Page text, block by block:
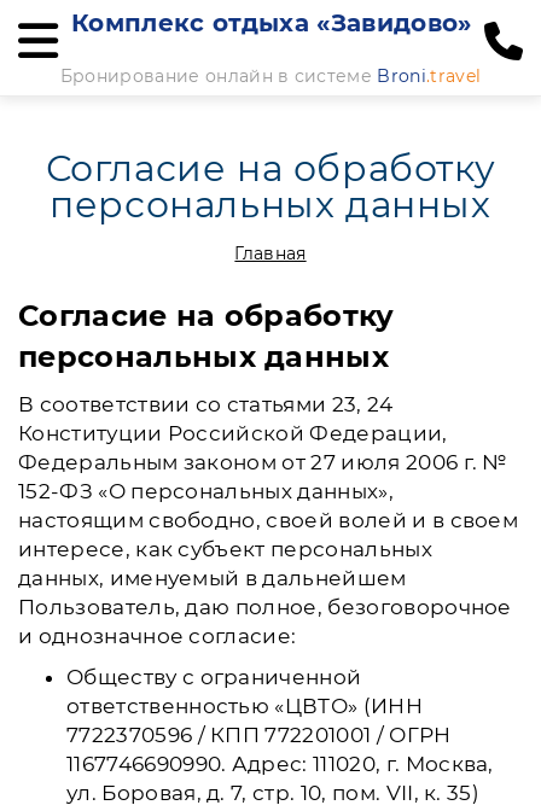
Комплекс отдыха «Завидово»
Бронирование онлайн в системе Broni.travel
Согласие на обработку
персональных данных
Главная
Согласие на обработку
персональных данных
В соответствии со статьями 23, 24
Конституции Российской Федерации,
Федеральным законом от 27 июля 2006 г. №
152-ФЗ «О персональных данных»,
настоящим свободно, своей волей и в своем
интересе, как субъект персональных
данных, именуемый в дальнейшем
Пользователь, даю полное, безоговорочное
и однозначное согласие:
Обществу с ограниченной
ответственностью «ЦВТО» (ИНН
7722370596 / КПП 772201001 / ОГРН
1167746690990. Адрес: 111020, г. Москва,
ул. Боровая, д. 7, стр. 10, пом. VII, к. 35)